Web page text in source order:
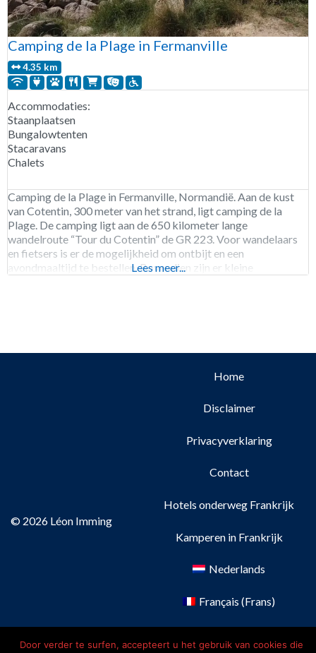
Camping de la Plage in Fermanville
4.35 km
Accommodaties:
Staanplaatsen
Bungalowtenten
Stacaravans
Chalets
Camping de la Plage in Fermanville, Normandië. Aan de kust
van Cotentin, 300 meter van het strand, ligt camping de la
Plage. De camping ligt aan de 650 kilometer lange
wandelroute “Tour du Cotentin” de GR 223. Voor wandelaars
en fietsers is er de mogelijkheid om ontbijt en een
avondmaaltijd te bestellen. Bovendien zijn er kleine
Lees meer...
© 2026 Léon Imming
Home
Disclaimer
Privacyverklaring
Contact
Hotels onderweg Frankrijk
Kamperen in Frankrijk
Nederlands
Français (Frans)
Door verder te surfen, accepteert u het gebruik van cookies die